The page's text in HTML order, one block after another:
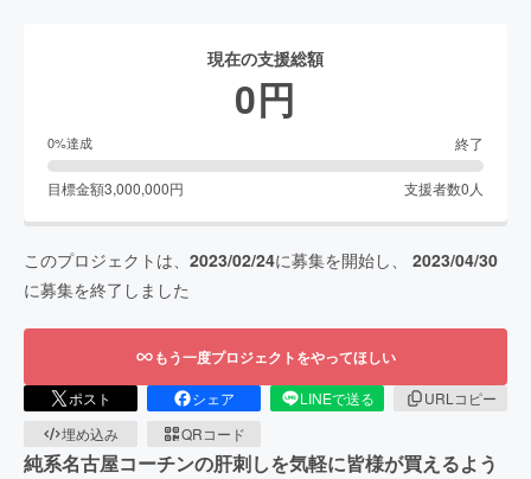
現在の支援総額
0円
0%達成 終了
目標金額3,000,000円 支援者数0 人
このプロジェクトは、 2023/02/24に募集を開始し、 2023/04/30
に募集を終了しました
もう一度プロジェクトをやってほしい
ポスト シェア LINEで送る
URLコピー
埋め込み
QRコード
純系名古屋コーチンの肝刺しを気軽に皆様が買えるよう